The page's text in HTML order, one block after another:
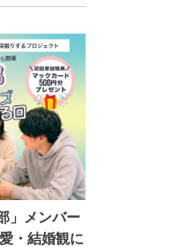
」メンバー
・結婚観に